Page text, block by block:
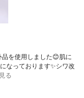
を使用しました😊肌に
なっております✨シワ改
る